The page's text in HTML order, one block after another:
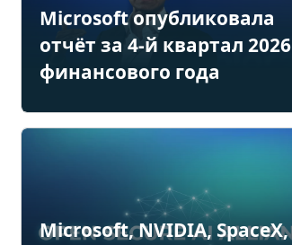
Microsoft опубликовала
отчёт за 4-й квартал 2026
финансового года
Microsoft, NVIDIA, SpaceX,